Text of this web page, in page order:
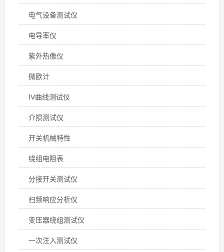
电气设备测试仪
电导率仪
紫外热像仪
微欧计
IV曲线测试仪
介损测试仪
开关机械特性
绕组电阻表
分接开关测试仪
扫频响应分析仪
变压器绕组测试仪
一次注入测试仪